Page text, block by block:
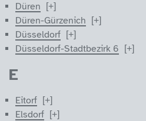
Düren
Düren-Gürzenich
Düsseldorf
Düsseldorf-Stadtbezirk 6
E
Eitorf
Elsdorf